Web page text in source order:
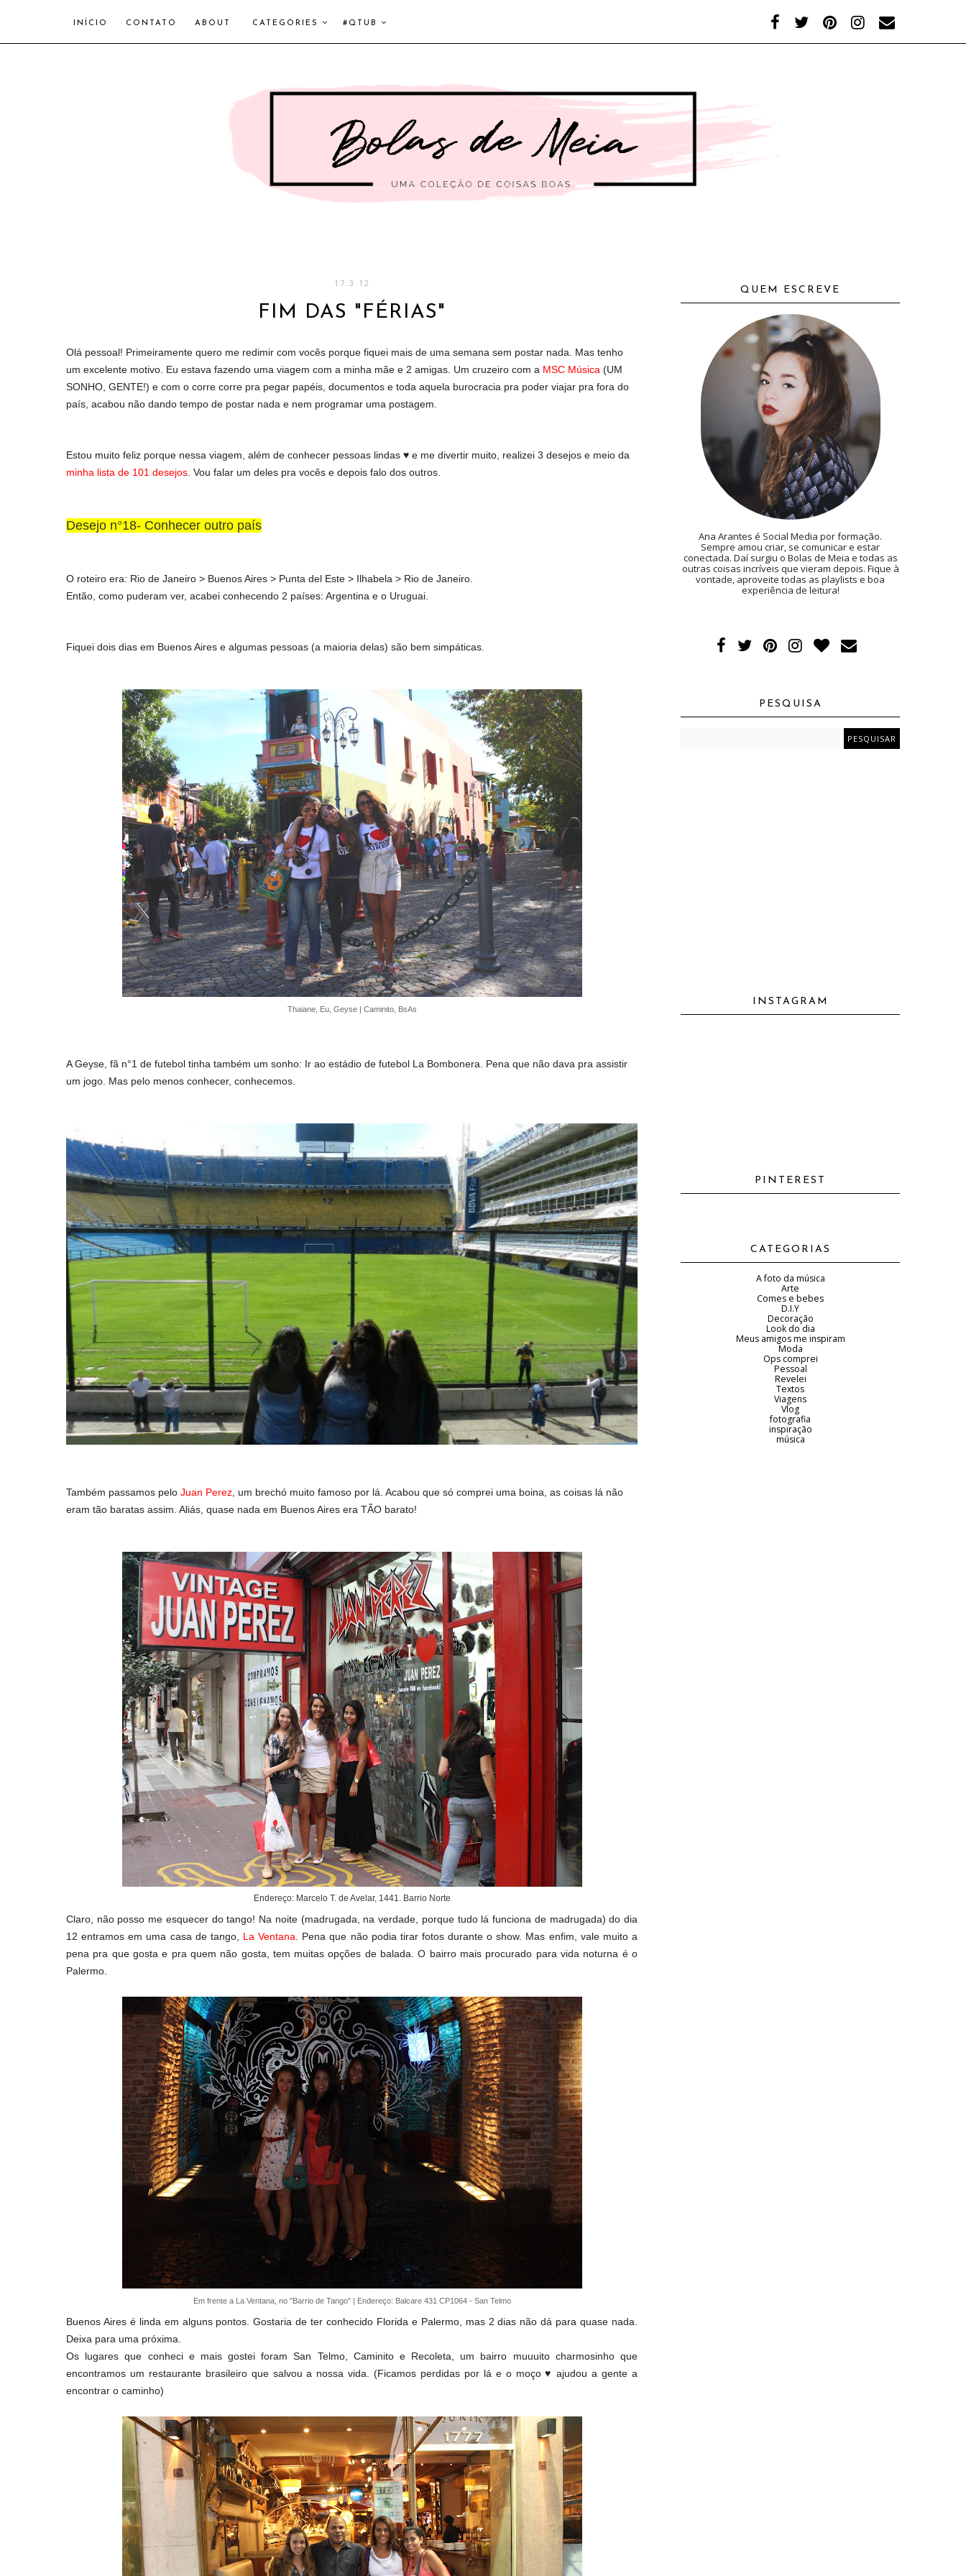
INÍCIO CONTATO ABOUT CATEGORIES #QTUB
17.3.12
FIM DAS "FÉRIAS"
Olá pessoal! Primeiramente quero me redimir com vocês porque fiquei mais de uma semana sem postar nada. Mas tenho
um excelente motivo. Eu estava fazendo uma viagem com a minha mãe e 2 amigas. Um cruzeiro com a MSC Música (UM
SONHO, GENTE!) e com o corre corre pra pegar papéis, documentos e toda aquela burocracia pra poder viajar pra fora do
país, acabou não dando tempo de postar nada e nem programar uma postagem.
Estou muito feliz porque nessa viagem, além de conhecer pessoas lindas ♥ e me divertir muito, realizei 3 desejos e meio da
minha lista de 101 desejos . Vou falar um deles pra vocês e depois falo dos outros.
Desejo n°18- Conhecer outro país
O roteiro era: Rio de Janeiro > Buenos Aires > Punta del Este > Ilhabela > Rio de Janeiro.
Então, como puderam ver, acabei conhecendo 2 países: Argentina e o Uruguai.
Fiquei dois dias em Buenos Aires e algumas pessoas (a maioria delas) são bem simpáticas.
Thaiane, Eu, Geyse | Caminito, BsAs
A Geyse, fã n°1 de futebol tinha também um sonho: Ir ao estádio de futebol La Bombonera. Pena que não dava pra assistir
um jogo. Mas pelo menos conhecer, conhecemos.
Também passamos pelo Juan Perez , um brechó muito famoso por lá. Acabou que só comprei uma boina, as coisas lá não
eram tão baratas assim. Aliás, quase nada em Buenos Aires era TÃO barato!
Endereço: Marcelo T. de Avelar, 1441. Barrio Norte
Claro, não posso me esquecer do tango! Na noite (madrugada, na verdade, porque tudo lá funciona de madrugada) do dia
12 entramos em uma casa de tango, La Ventana . Pena que não podia tirar fotos durante o show. Mas enfim, vale muito a
pena pra que gosta e pra quem não gosta, tem muitas opções de balada. O bairro mais procurado para vida noturna é o
Palermo.
Em frente a La Ventana, no "Barrio de Tango" | Endereço: Balcare 431 CP1064 - San Telmo
Buenos Aires é linda em alguns pontos. Gostaria de ter conhecido Florida e Palermo, mas 2 dias não dá para quase nada.
Deixa para uma próxima.
Os lugares que conheci e mais gostei foram San Telmo, Caminito e Recoleta, um bairro muuuito charmosinho que
encontramos um restaurante brasileiro que salvou a nossa vida. (Ficamos perdidas por lá e o moço ♥ ajudou a gente a
encontrar o caminho)
QUEM ESCREVE
Ana Arantes é Social Media por formação.
Sempre amou criar, se comunicar e estar
conectada. Daí surgiu o Bolas de Meia e todas as
outras coisas incríveis que vieram depois. Fique à
vontade, aproveite todas as playlists e boa
experiência de leitura!
PESQUISA
INSTAGRAM
PINTEREST
CATEGORIAS
A foto da música
Arte
Comes e bebes
D.I.Y
Decoração
Look do dia
Meus amigos me inspiram
Moda
Ops comprei
Pessoal
Revelei
Textos
Viagens
Vlog
fotografia
inspiração
música